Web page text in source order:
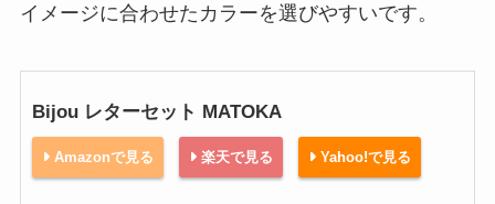
イメージに合わせたカラーを選びやすいです。
Bijou レターセット MATOKA
Amazonで見る 楽天で見る Yahoo!で見る